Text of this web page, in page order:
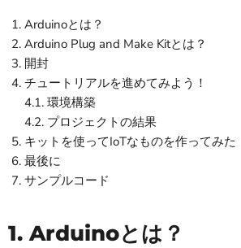
Arduinoとは？
Arduino Plug and Make Kitとは？
開封
チュートリアルを進めてみよう！
4.1. 環境構築
4.2. プロジェクトの結果
キットを使ってIoTなものを作ってみた
最後に
サンプルコード
1. Arduinoとは？